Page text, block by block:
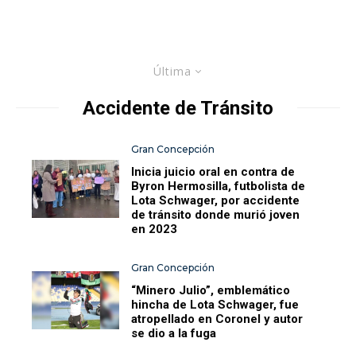
Última
Accidente de Tránsito
Gran Concepción
Inicia juicio oral en contra de
Byron Hermosilla, futbolista de
Lota Schwager, por accidente
de tránsito donde murió joven
en 2023
Gran Concepción
“Minero Julio”, emblemático
hincha de Lota Schwager, fue
atropellado en Coronel y autor
se dio a la fuga